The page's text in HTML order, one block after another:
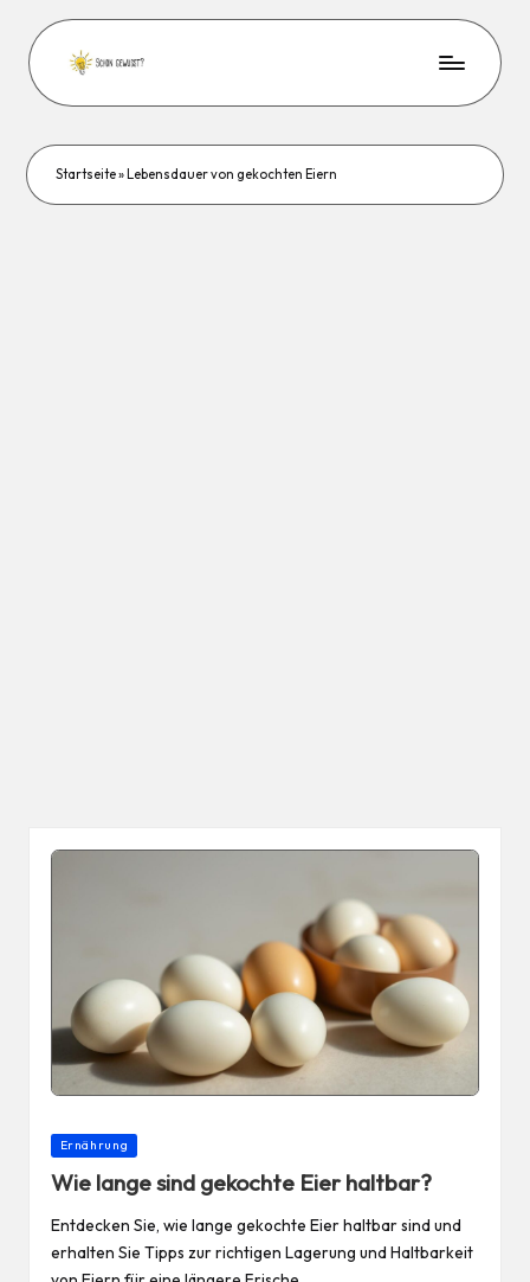
Startseite» Lebensdauer von gekochten Eiern
Posted
Ernährung
Wie lange sind gekochte Eier haltbar?
Entdecken Sie, wie lange gekochte Eier haltbar sind und
erhalten Sie Tipps zur richtigen Lagerung und Haltbarkeit